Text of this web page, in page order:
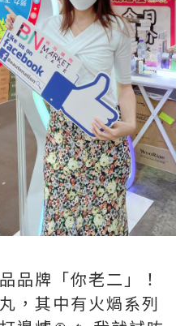
品牌「你老二」！
，其中有火煱系列